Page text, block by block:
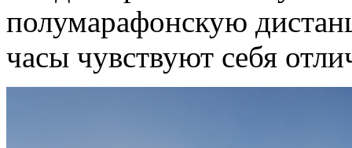
полумарафонскую
часы чувствуют себя